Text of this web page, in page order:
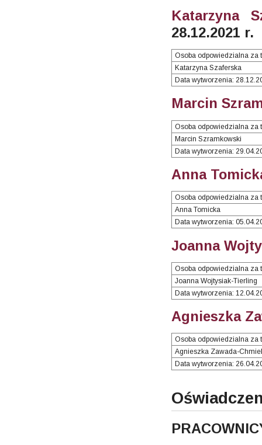
Katarzyna
28.12.2021 r.
Osoba odpowiedzialna za
Katarzyna Szaferska
Data wytworzenia:
Marcin
Osoba odpowiedzialna za
Marcin Szramkowski
Data wytworzenia:
Anna
Osoba odpowiedzialna za
Anna Tomicka
Data wytworzenia:
Joanna
Osoba odpowiedzialna za
Joanna Wojtysiak-Tierling
Data wytworzenia:
Agnieszka
Osoba odpowiedzialna za
Agnieszka Zawada-
Data wytworzenia: